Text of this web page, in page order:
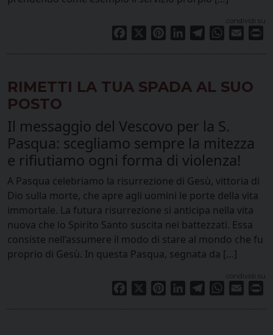
condividi su
Facebook PinterestLinkedInTelegramWhatsApp
Email
RIMETTI LA TUA SPADA AL SUO
POSTO
Il messaggio del Vescovo per la S.
Pasqua: scegliamo sempre la mitezza
e rifiutiamo ogni forma di violenza!
A Pasqua celebriamo la risurrezione di Gesù, vittoria di
Dio sulla morte, che apre agli uomini le porte della vita
immortale. La futura risurrezione si anticipa nella vita
nuova che lo Spirito Santo suscita nei battezzati. Essa
consiste nell’assumere il modo di stare al mondo che fu
proprio di Gesù. In questa Pasqua, segnata da […]
condividi su
Facebook PinterestLinkedInTelegramWhatsApp
Email